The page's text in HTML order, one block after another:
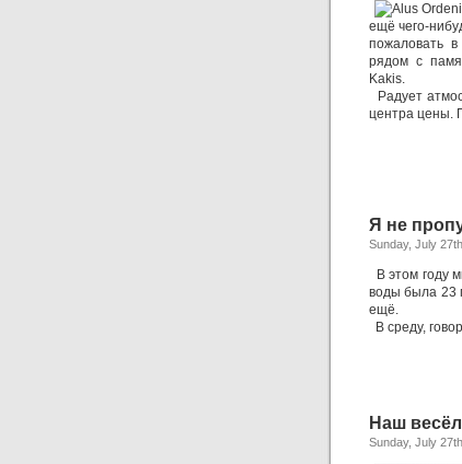
ещё чего-
пожаловать
рядом с
Kakis.
Радует
центра цены.
Я не
Sunday, July
В этом году
воды была 23
ещё.
В среду,
Наш
Sunday, July